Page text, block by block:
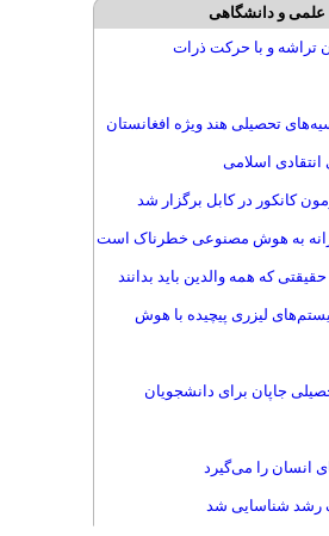
علمی و دانشگاهی
تراشه و با حرکت ذرات
تحصیلی هند ویژه افغانستان
اسلامی
کانکور در کابل برگزار شد
به هوش مصنوعی خطرناک است
که همه والدین باید بدانند
لیزری پیچیده با هوش
جاپان برای دانشجویان
انسان را می‌گیرد
رشد شناسایی شد